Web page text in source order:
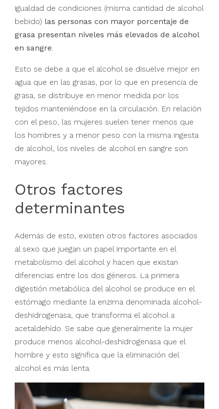
igualdad de condiciones (misma cantidad de alcohol
bebido) las personas con mayor porcentaje de
grasa presentan niveles más elevados de alcohol
en sangre.
Esto se debe a que el alcohol se disuelve mejor en
agua que en las grasas, por lo que en presencia de
grasa, se distribuye en menor medida por los
tejidos manteniéndose en la circulación. En relación
con el peso, las mujeres suelen tener menos que
los hombres y a menor peso con la misma ingesta
de alcohol, los niveles de alcohol en sangre son
mayores.
Otros factores
determinantes
Además de esto, existen otros factores asociados
al sexo que juegan un papel importante en el
metabolismo del alcohol y hacen que existan
diferencias entre los dos géneros. La primera
digestión metabólica del alcohol se produce en el
estómago mediante la enzima denominada alcohol-
deshidrogenasa, que transforma el alcohol a
acetaldehído. Se sabe que generalmente la mujer
produce menos alcohol-deshidrogenasa que el
hombre y esto significa que la eliminación del
alcohol es más lenta.